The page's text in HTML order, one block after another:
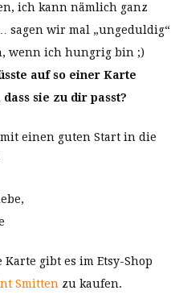
ich kann nämlich ganz
sagen wir mal „ungeduldig“
wenn ich hungrig bin ;)
auf so einer Karte
dass sie zu dir passt?
einen guten Start in die
Karte gibt es im Etsy-Shop
Smitten zu kaufen.